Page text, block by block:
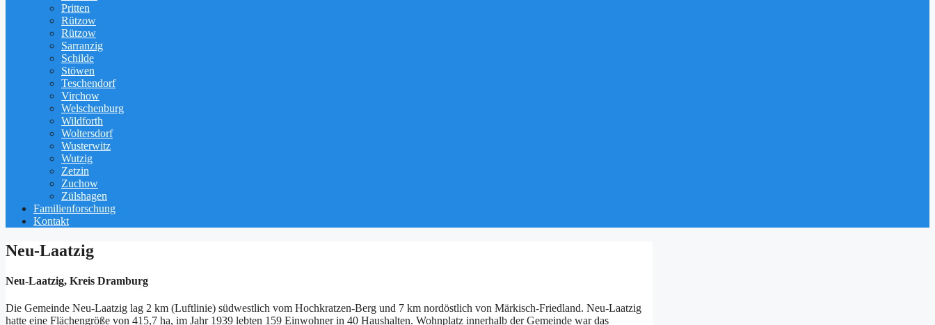
Pritten
Rützow
Rützow
Sarranzig
Schilde
Stöwen
Teschendorf
Virchow
Welschenburg
Wildforth
Woltersdorf
Wusterwitz
Wutzig
Zetzin
Zuchow
Zülshagen
Familienforschung
Kontakt
Neu-Laatzig
Neu-Laatzig, Kreis Dramburg
Die Gemeinde Neu-Laatzig lag 2 km (Luftlinie) südwestlich vom Hochkratzen-Berg und 7 km nordöstlich von Märkisch-Friedland. Neu-Laatzig
hatte eine Flächengröße von 415,7 ha, im Jahr 1939 lebten 159 Einwohner in 40 Haushalten. Wohnplatz innerhalb der Gemeinde war das